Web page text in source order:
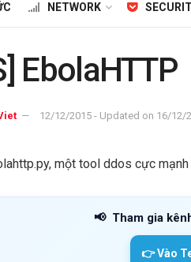
NETWORK
EbolaHTTP
12/12/2015 - Updated on 16/12/
một tool ddos cực mạnh
📢 Tham gia
👉 Vào